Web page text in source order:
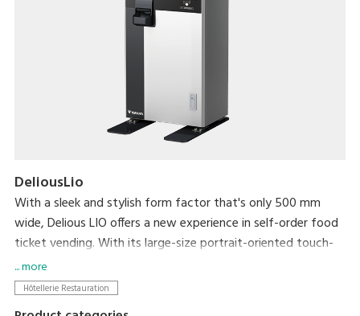
DeliousLio
With a sleek and stylish form factor that's only 500 mm
wide, Delious LIO offers a new experience in self-order food
ticket vending. With its large-size portrait-oriented touch-
panel, an industry first, Delious LIO makes self-ordering a
delight. Not only can it help resolve serving personnel
... more
Hôtellerie Restauration